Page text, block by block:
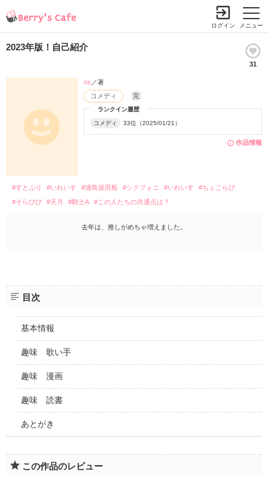
メニュー
ログイン
2023年版！自己紹介
31
作品情報
ランクイン履歴
コメディ 33位（2025/01/21）
コメディ 完
ns ／著
#すとぷり #いれいす #浦島坂田船 #シクフォニ #いれいす
#ちょこらび
#そらびび
#天月 #騎士A #この人たちの共通点は？
去年は、推しがめちゃ増えました。
目次
基本情報
趣味 歌い手
趣味 漫画
趣味 読書
あとがき
この作品のレビュー